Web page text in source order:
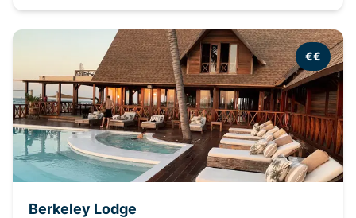
€€
Berkeley Lodge